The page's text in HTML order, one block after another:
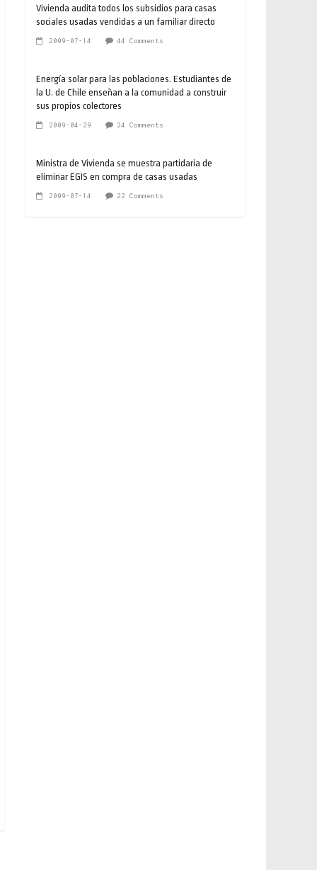
Vivienda audita todos los subsidios para casas
sociales usadas vendidas a un familiar directo
2009-07-14 44 Comments
Energía solar para las poblaciones. Estudiantes de
la U. de Chile enseñan a la comunidad a construir
sus propios colectores
2009-04-29 24 Comments
Ministra de Vivienda se muestra partidaria de
eliminar EGIS en compra de casas usadas
2009-07-14 22 Comments